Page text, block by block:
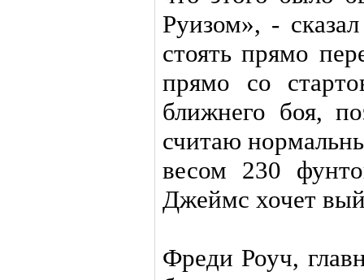
Руизом», -
стоять прямо
прямо со
ближнего боя,
считаю
весом 230
Джеймс хочет
Фреди Роуч,